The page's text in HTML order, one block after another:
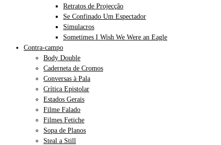
Retratos de Projecção
Se Confinado Um Espectador
Simulacros
Sometimes I Wish We Were an Eagle
Contra-campo
Body Double
Caderneta de Cromos
Conversas à Pala
Crítica Epistolar
Estados Gerais
Filme Falado
Filmes Fetiche
Sopa de Planos
Steal a Still